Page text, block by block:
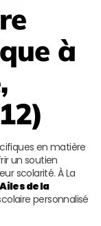
à
en matière
un soutien
scolarité. À La
de la
personnalisé